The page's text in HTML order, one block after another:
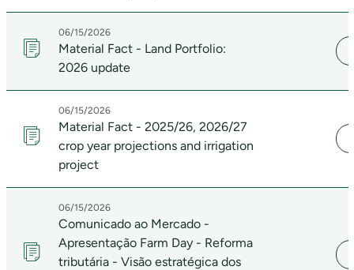
06/15/2026
Material Fact - Land Portfolio:
2026 update
06/15/2026
Material Fact - 2025/26, 2026/27
crop year projections and irrigation
project
06/15/2026
Comunicado ao Mercado -
Apresentação Farm Day - Reforma
tributária - Visão estratégica dos